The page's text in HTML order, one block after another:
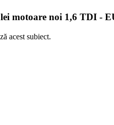
motoare noi 1,6 TDI -
acest subiect.